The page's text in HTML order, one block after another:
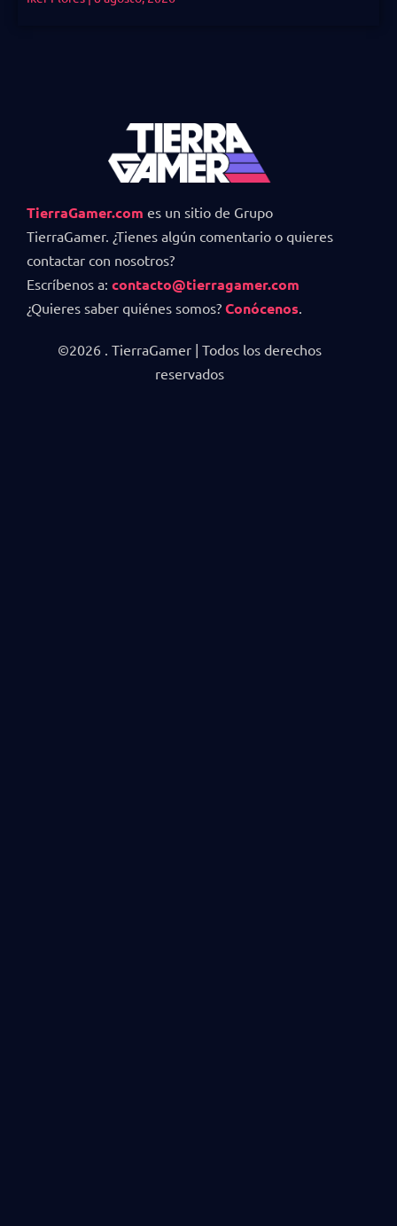
TierraGamer.com es un sitio de Grupo
TierraGamer. ¿Tienes algún comentario o quieres
contactar con nosotros?
Escríbenos a: contacto@tierragamer.com
¿Quieres saber quiénes somos? Conócenos
©2026 . TierraGamer | Todos los derechos
reservados